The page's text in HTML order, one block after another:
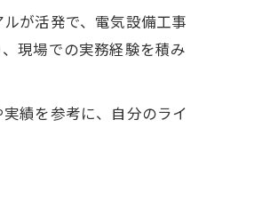
が活発で、電気設備工事
現場での実務経験を積み
績を参考に、自分のライ